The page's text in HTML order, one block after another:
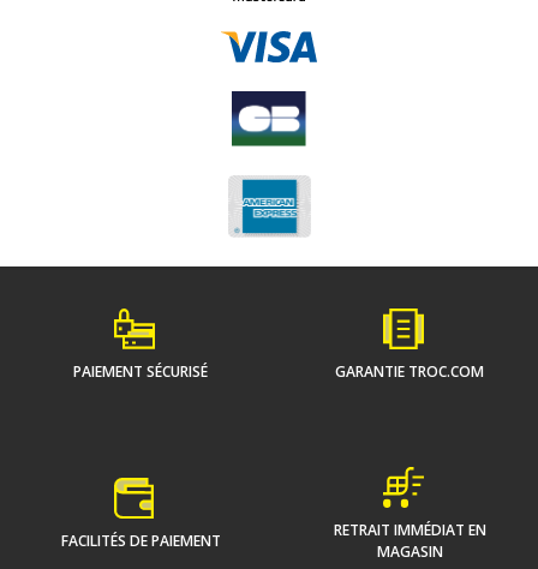
PAIEMENT SÉCURISÉ GARANTIE TROC.COM
FACILITÉS DE PAIEMENT
RETRAIT IMMÉDIAT EN
MAGASIN